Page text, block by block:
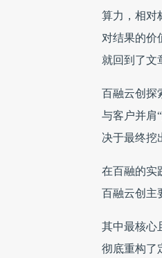
算力，相对
对结果的价
就回到了文
百融云创探
与客户并肩
决于最终挖
在百融的实
百融云创主
其中最核心
彻底重构了